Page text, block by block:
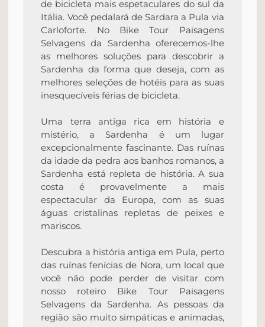
de bicicleta mais espetaculares do sul da
Itália. Você pedalará de Sardara a Pula via
Carloforte. No Bike Tour Paisagens
Selvagens da Sardenha oferecemos-lhe
as melhores soluções para descobrir a
Sardenha da forma que deseja, com as
melhores seleções de hotéis para as suas
inesquecíveis férias de bicicleta.
Uma terra antiga rica em história e
mistério, a Sardenha é um lugar
excepcionalmente fascinante. Das ruínas
da idade da pedra aos banhos romanos, a
Sardenha está repleta de história. A sua
costa é provavelmente a mais
espectacular da Europa, com as suas
águas cristalinas repletas de peixes e
mariscos.
Descubra a história antiga em Pula, perto
das ruínas fenícias de Nora, um local que
você não pode perder de visitar com
nosso roteiro Bike Tour Paisagens
Selvagens da Sardenha. As pessoas da
região são muito simpáticas e animadas,